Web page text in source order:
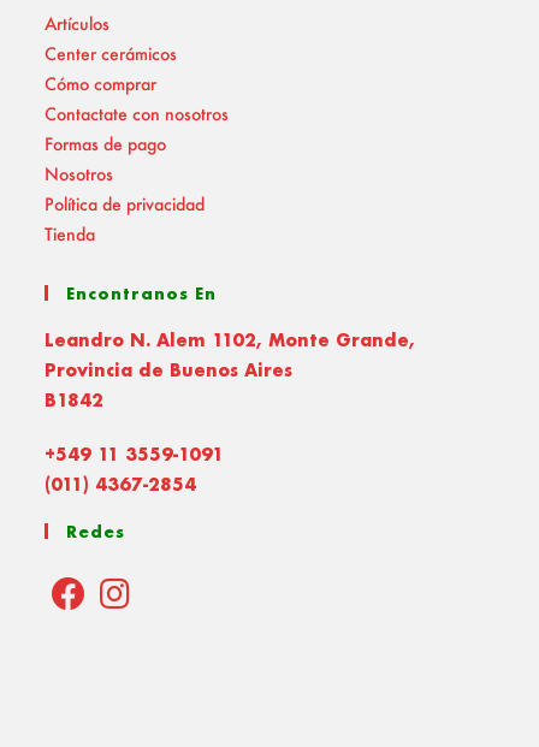
Artículos
Center cerámicos
Cómo comprar
Contactate con nosotros
Formas de pago
Nosotros
Política de privacidad
Tienda
Encontranos En
Leandro N. Alem 1102, Monte Grande,
Provincia de Buenos Aires
B1842
+549 11 3559-1091
(011) 4367-2854
Redes